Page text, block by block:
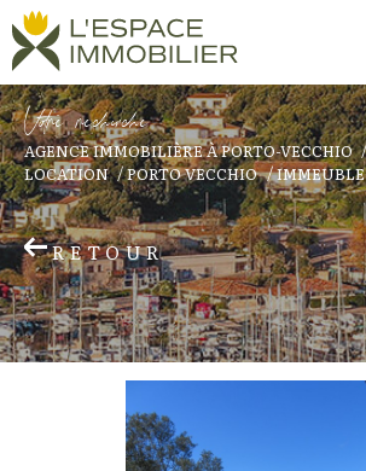
Vore recece
AGENCE IMMOBILIÈRE À PORTO-VECCHIO
LOCATION
PORTO VECCHIO IMMEUBLE
RETOUR